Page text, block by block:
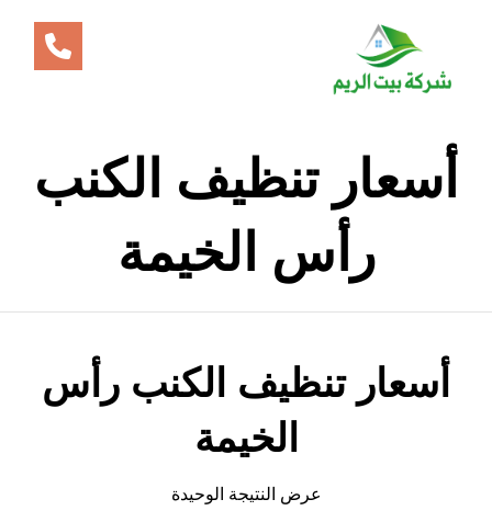
أسعار تنظيف الكنب
رأس الخيمة
أسعار تنظيف الكنب رأس
الخيمة
عرض النتيجة الوحيدة